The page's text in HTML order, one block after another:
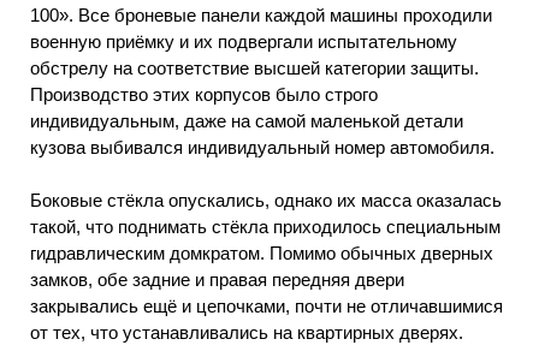
100». Все броневые панели каждой машины проходили
военную приёмку и их подвергали испытательному
обстрелу на соответствие высшей категории защиты.
Производство этих корпусов было строго
индивидуальным, даже на самой маленькой детали
кузова выбивался индивидуальный номер автомобиля.
Боковые стёкла опускались, однако их масса оказалась
такой, что поднимать стёкла приходилось специальным
гидравлическим домкратом. Помимо обычных дверных
замков, обе задние и правая передняя двери
закрывались ещё и цепочками, почти не отличавшимися
от тех, что устанавливались на квартирных дверях.